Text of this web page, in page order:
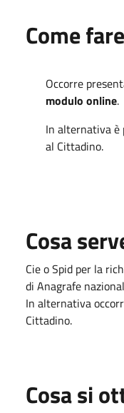
Come fare
Occorre
modulo online.
In alternativa è
al Cittadino.
Cosa
Cie o Spid per la
di Anagrafe
In alternativa
Cittadino.
Cosa si